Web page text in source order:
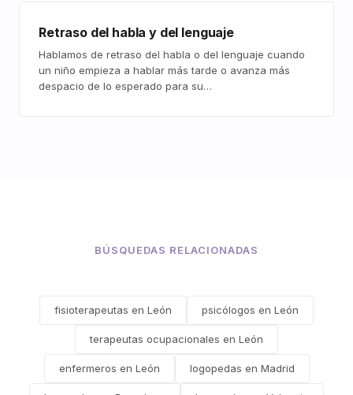
Retraso del habla y del lenguaje
Hablamos de retraso del habla o del lenguaje cuando
un niño empieza a hablar más tarde o avanza más
despacio de lo esperado para su…
BÚSQUEDAS RELACIONADAS
fisioterapeutas en León psicólogos en León
terapeutas ocupacionales en León
enfermeros en León logopedas en Madrid